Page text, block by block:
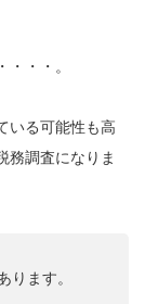
・・。
いる可能性も高
務調査になりま
ります。